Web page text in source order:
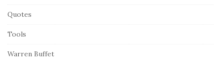
Quotes
Tools
Warren Buffet